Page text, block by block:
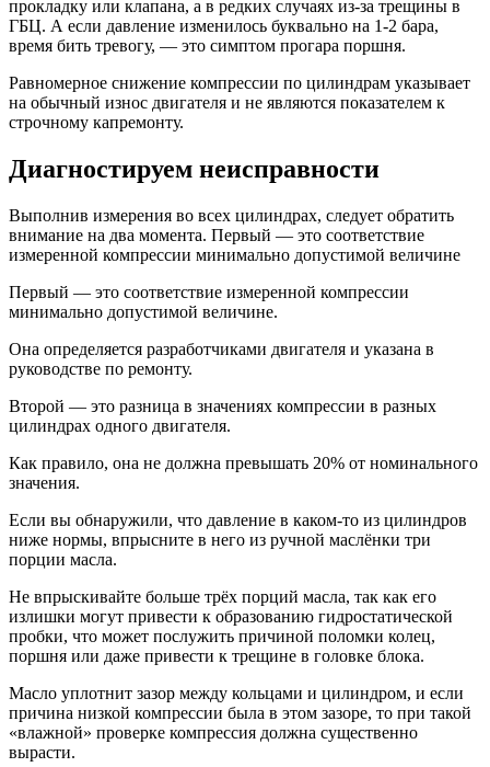
прокладку или клапана, а в редких случаях из-за трещины в
ГБЦ. А если давление изменилось буквально на 1-2 бара,
время бить тревогу, — это симптом прогара поршня.
Равномерное снижение компрессии по цилиндрам указывает
на обычный износ двигателя и не являются показателем к
строчному капремонту.
Диагностируем неисправности
Выполнив измерения во всех цилиндрах, следует обратить
внимание на два момента. Первый — это соответствие
измеренной компрессии минимально допустимой величине
Первый — это соответствие измеренной компрессии
минимально допустимой величине.
Она определяется разработчиками двигателя и указана в
руководстве по ремонту.
Второй — это разница в значениях компрессии в разных
цилиндрах одного двигателя.
Как правило, она не должна превышать 20% от номинального
значения.
Если вы обнаружили, что давление в каком-то из цилиндров
ниже нормы, впрысните в него из ручной маслёнки три
порции масла.
Не впрыскивайте больше трёх порций масла, так как его
излишки могут привести к образованию гидростатической
пробки, что может послужить причиной поломки колец,
поршня или даже привести к трещине в головке блока.
Масло уплотнит зазор между кольцами и цилиндром, и если
причина низкой компрессии была в этом зазоре, то при такой
«влажной» проверке компрессия должна существенно
вырасти.